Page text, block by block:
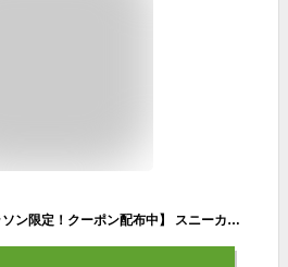
【20日限定★P8倍】 【マラソン限定！クーポン配布中】 スニーカー メンズ 靴 防水 撥水 雨の日 防滑 滑りにくい 屈曲性 歩きやすい 黒 ブラック 紺 ネイビー ベアサーフ bear surf BS-1016